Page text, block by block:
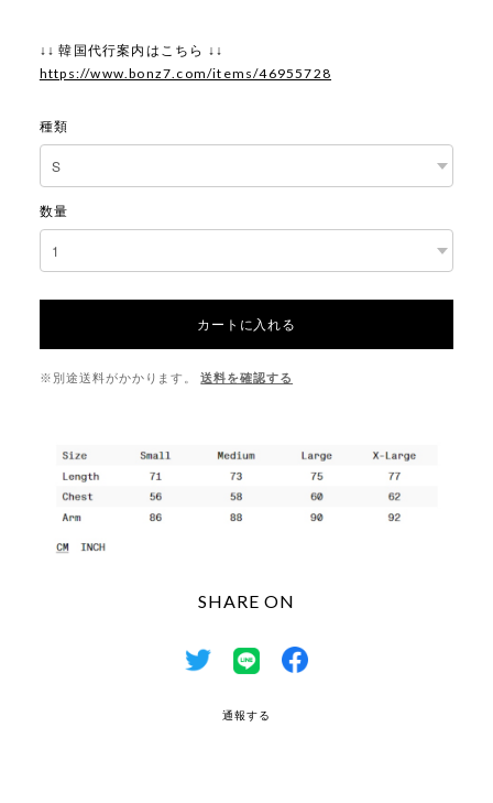
↓↓ 韓国代行案内はこちら ↓↓
https://www.bonz7.com/items/46955728
種類
数量
カートに入れる
※別途送料がかかります。 送料を確認する
SHARE ON
通報する